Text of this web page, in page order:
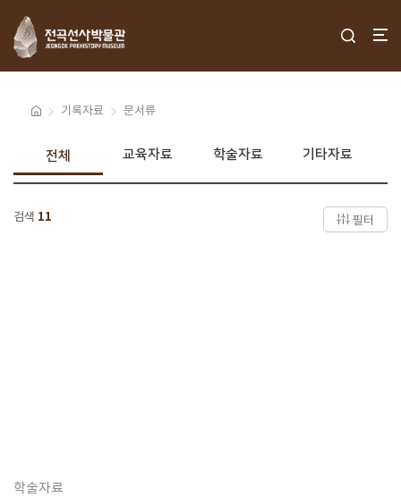
기록자료 문서류
전체 교육자료 학술자료 기타자료
검색 11 필터
학술자료